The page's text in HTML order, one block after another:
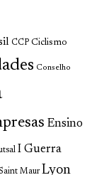
CCP Ciclismo
Conselho
Ensino
I Guerra
Maur Lyon